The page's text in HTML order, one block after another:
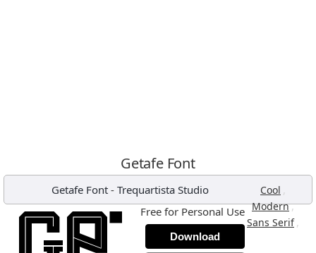
Getafe Font
Getafe Font- Trequartista Studio Cool ,
Modern,
Sans Serif ,
Free for Personal Use
Download